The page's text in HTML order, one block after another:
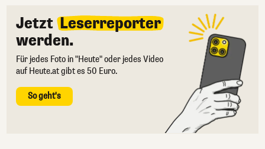
Jetzt Leserreporter
werden.
Für jedes Foto in "Heute" oder jedes Video
auf Heute.at gibt es 50 Euro.
So geht's